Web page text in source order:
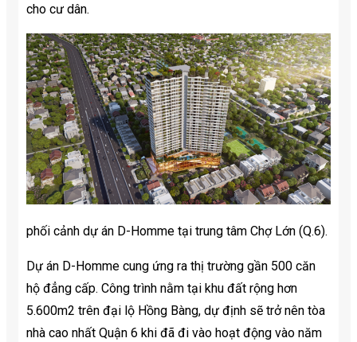
cho cư dân.
phối cảnh dự án D-Homme tại trung tâm Chợ Lớn (Q.6).
Dự án D-Homme cung ứng ra thị trường gần 500 căn
hộ đẳng cấp. Công trình nằm tại khu đất rộng hơn
5.600m2 trên đại lộ Hồng Bàng, dự định sẽ trở nên tòa
nhà cao nhất Quận 6 khi đã đi vào hoạt động vào năm